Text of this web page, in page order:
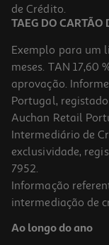
de Crédito.
TAEG DO CARTÃO
Exemplo para um
meses. TAN 17,60
aprovação.
Portugal,
Auchan Retail
Intermediário de
exclusividade,
7952.
Informação
intermediação de
Ao longo do ano